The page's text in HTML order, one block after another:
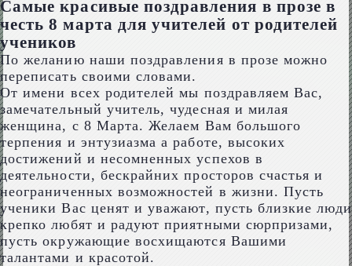
Самые красивые поздравления в прозе в
честь 8 марта для учителей от родителей
учеников
По желанию наши поздравления в прозе можно
переписать своими словами.
От имени всех родителей мы поздравляем Вас,
замечательный учитель, чудесная и милая
женщина, с 8 Марта. Желаем Вам большого
терпения и энтузиазма а работе, высоких
достижений и несомненных успехов в
деятельности, бескрайних просторов счастья и
неограниченных возможностей в жизни. Пусть
ученики Вас ценят и уважают, пусть близкие люди
крепко любят и радуют приятными сюрпризами,
пусть окружающие восхищаются Вашими
талантами и красотой.